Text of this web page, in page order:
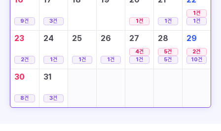
9건 3건 1건 1건
1건
1건
23
2건
24
1건
25
1건
26
1건
27
4건
1건
28
5건
5건
29
2건
10건
30
8건
31
3건